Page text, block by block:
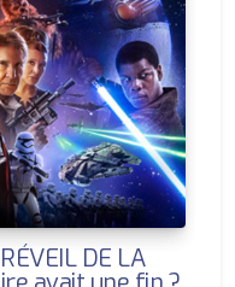
DE LA